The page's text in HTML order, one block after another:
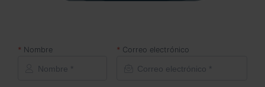
Nombre Correo electrónico